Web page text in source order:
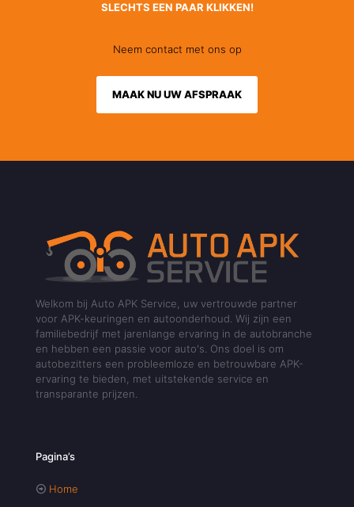
SLECHTS EEN PAAR KLIKKEN!
Neem contact met ons op
MAAK NU UW AFSPRAAK
Welkom bij Auto APK Service, uw vertrouwde partner
voor APK-keuringen en autoonderhoud. Wij zijn een
familiebedrijf met jarenlange ervaring in de autobranche
en hebben een passie voor auto's. Ons doel is om
autobezitters een probleemloze en betrouwbare APK-
ervaring te bieden, met uitstekende service en
transparante prijzen.
Pagina’s
Home